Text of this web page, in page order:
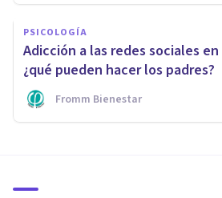
PSICOLOGÍA
Adicción a las redes sociales
¿qué pueden hacer los padres?
Fromm Bienestar